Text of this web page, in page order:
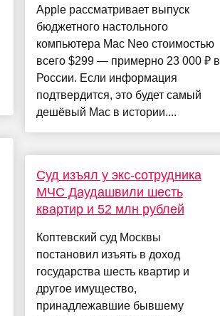
Apple рассматривает выпуск
бюджетного настольного
компьютера Mac Neo стоимостью
всего $299 — примерно 23 000 ₽ в
России. Если информация
подтвердится, это будет самый
дешёвый Mac в истории....
Суд изъял у экс-сотрудника
МЧС Даудашвили шесть
квартир и 52 млн рублей
Коптевский суд Москвы
постановил изъять в доход
государства шесть квартир и
другое имущество,
принадлежавшие бывшему